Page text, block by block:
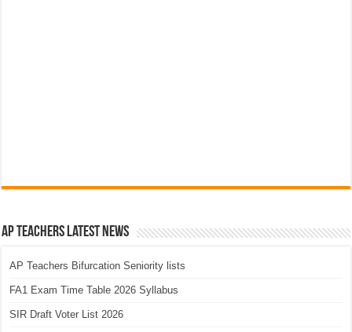
AP Teachers Latest News
AP Teachers Bifurcation Seniority lists
FA1 Exam Time Table 2026 Syllabus
SIR Draft Voter List 2026